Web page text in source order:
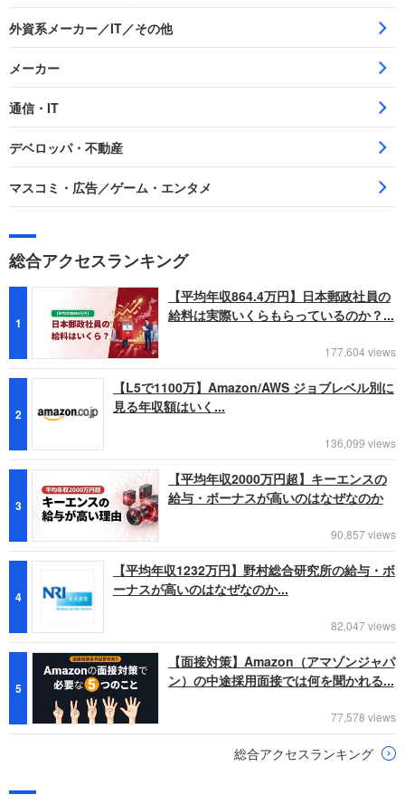
外資系メーカー／IT／その他
メーカー
通信・IT
デベロッパ・不動産
マスコミ・広告／ゲーム・エンタメ
総合アクセスランキング
1
【平均年収864.4万円】日本郵政社員の
給料は実際いくらもらっているのか？...
177,604 views
2
【L5で1100万】Amazon/AWS ジョブレベル別に
見る年収額はいく...
136,099 views
3
【平均年収2000万円超】キーエンスの
給与・ボーナスが高いのはなぜなのか
90,857 views
4
【平均年収1232万円】野村総合研究所の給与・ボ
ーナスが高いのはなぜなのか...
82,047 views
5
【面接対策】Amazon（アマゾンジャパ
ン）の中途採用面接では何を聞かれる...
77,578 views
総合アクセスランキング